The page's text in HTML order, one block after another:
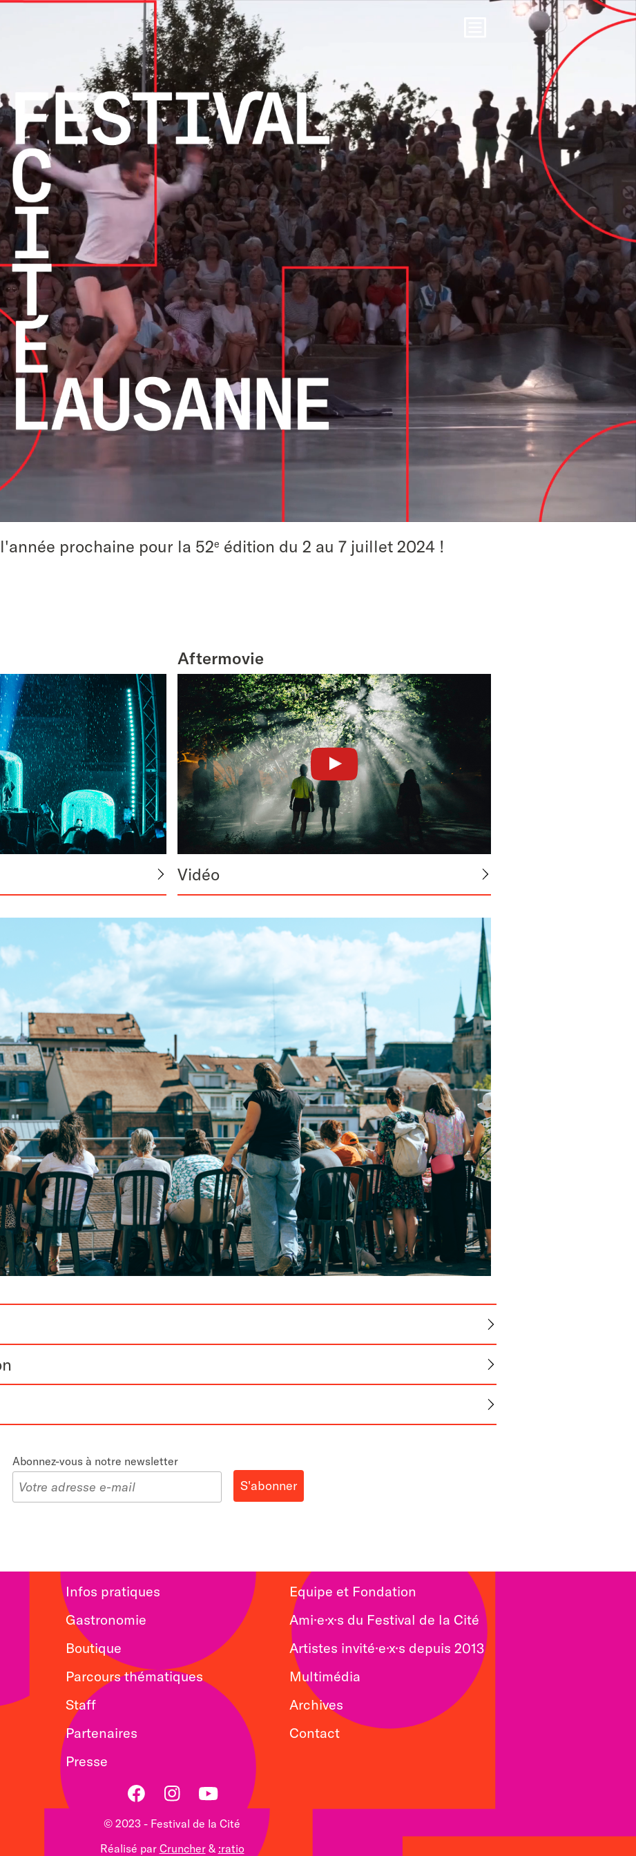
prochaine pour la 52e édition du 2 au 7 juillet 2024 !
Aftermovie
Vidéo
Abonnez-vous à notre newsletter
Infos pratiques
Gastronomie
Boutique
Parcours thématiques
Staff
Partenaires
Presse
Equipe et Fondation
Ami·e·x·s du Festival de la Cité
Artistes invité·e·x·s depuis 2013
Multimédia
Archives
Contact
FacebookInstagramYoutube
© 2023 - Festival de la Cité
Réalisé par Cruncher& :ratio